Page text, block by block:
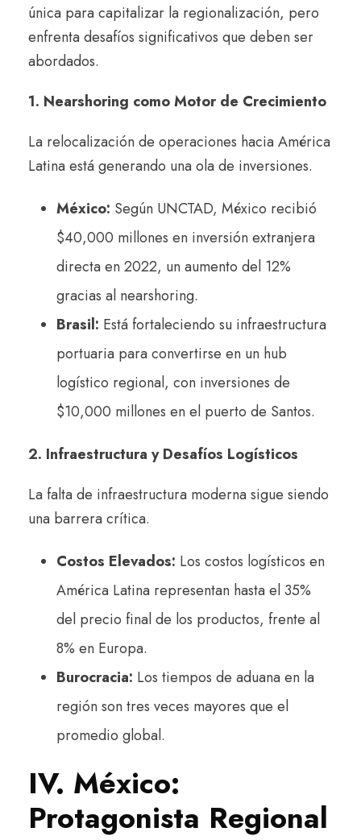
única para capitalizar la regionalización, pero
enfrenta desafíos significativos que deben ser
abordados.
1. Nearshoring como Motor de Crecimiento
La relocalización de operaciones hacia América
Latina está generando una ola de inversiones.
México: Según UNCTAD, México recibió
$40,000 millones en inversión extranjera
directa en 2022, un aumento del 12%
gracias al nearshoring.
Brasil: Está fortaleciendo su infraestructura
portuaria para convertirse en un hub
logístico regional, con inversiones de
$10,000 millones en el puerto de Santos.
2. Infraestructura y Desafíos Logísticos
La falta de infraestructura moderna sigue siendo
una barrera crítica.
Costos Elevados: Los costos logísticos en
América Latina representan hasta el 35%
del precio final de los productos, frente al
8% en Europa.
Burocracia: Los tiempos de aduana en la
región son tres veces mayores que el
promedio global.
IV. México:
Protagonista Regional